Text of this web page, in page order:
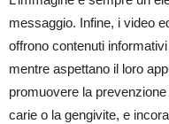
messaggio. Infine, i video
offrono contenuti
mentre aspettano il loro
promuovere la
carie o la gengivite, e